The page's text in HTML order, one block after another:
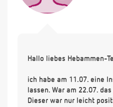
Hallo liebes Hebammen-
ich habe am 11.07. eine
lassen. War am 22.07.
Dieser war nur leicht